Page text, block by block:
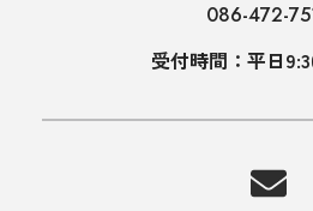
086-472-
受付時間：平日